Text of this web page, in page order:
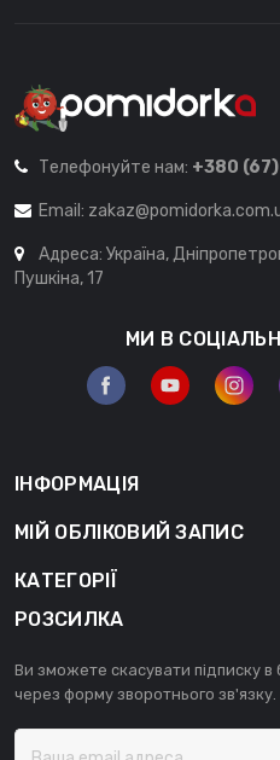
Телефонуйте нам: +380
Email:
Адреса: Україна,
Пушкіна, 17
МИ В
ІНФОРМАЦІЯ
МІЙ ОБЛІКОВИЙ ЗАПИС
КАТЕГОРІЇ
РОЗСИЛКА
Ви зможете скасувати підписку
через форму зворотнього зв'язку.